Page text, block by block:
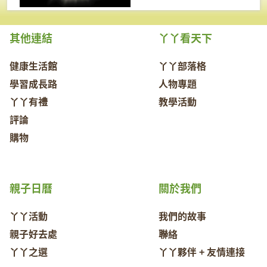
其他連結
健康生活館
學習成長路
丫丫有禮
評論
購物
丫丫看天下
丫丫部落格
人物專題
教學活動
關於我們
我們的故事
聯絡
丫丫夥伴 + 友情連接
親子日曆
丫丫活動
親子好去處
丫丫之選